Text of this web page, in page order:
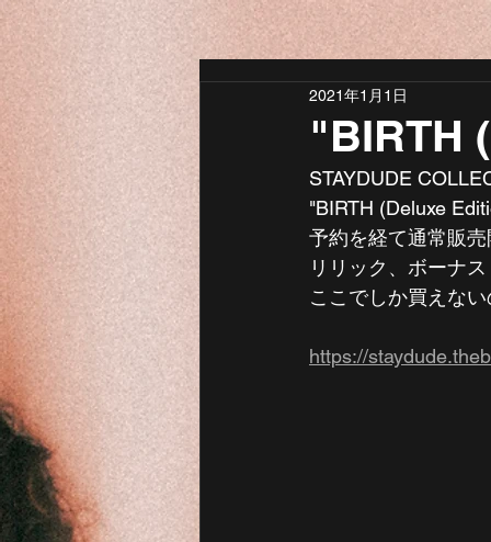
"BIRTH
2021年1月1日
STAYDUDE
"BIRTH (Deluxe
予約を経て通常販
リリック、ボーナ
ここでしか買えな
https://